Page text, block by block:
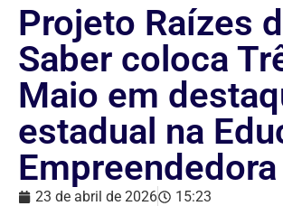
Projeto Raízes
Saber coloca
Maio em
estadual na
Empreendedora
23 de abril de 2026 15:23